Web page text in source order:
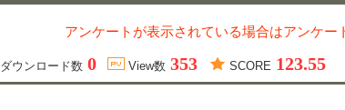
アンケートが表示されている場合はアンケー
ダウンロード数 0 View数 353 SCORE 123.55